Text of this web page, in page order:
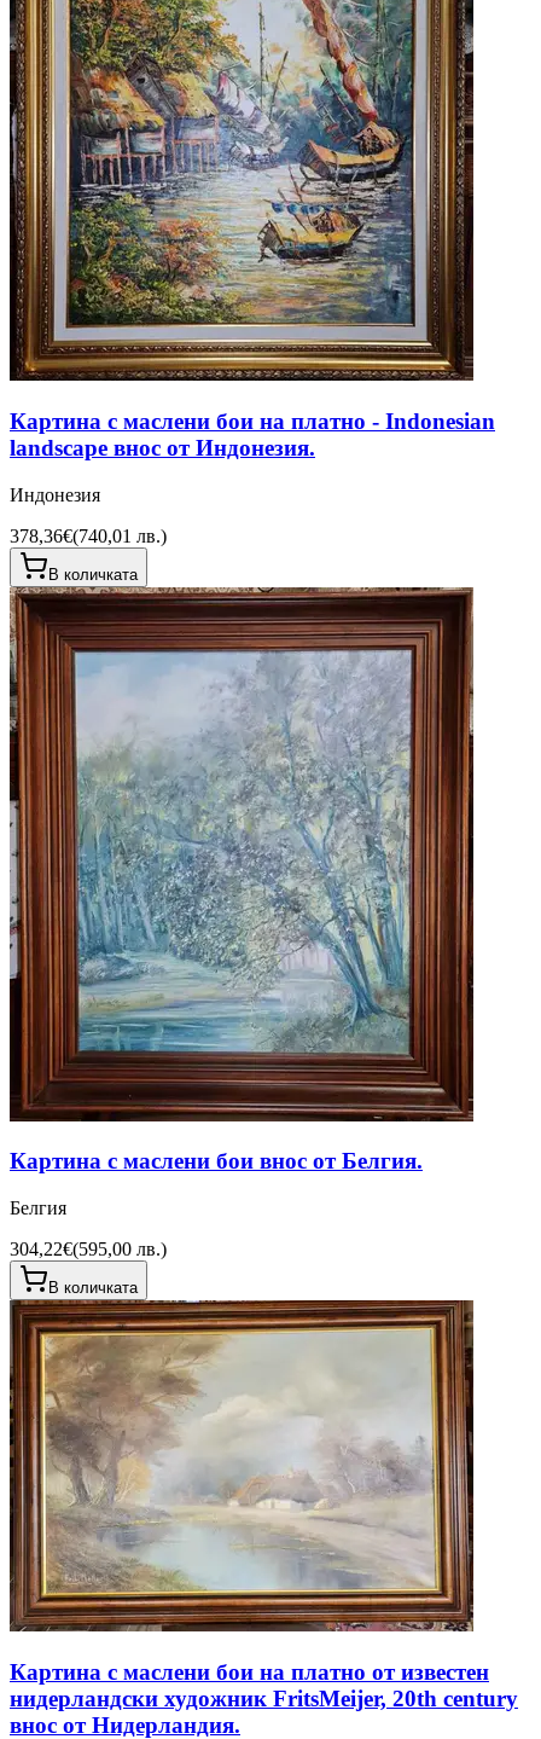
Картина с маслени бои на платно - Indonesian
landscape внос от Индонезия.
Индонезия
378,36€(740,01 лв.)
В количката
Картина с маслени бои внос от Белгия.
Белгия
304,22€(595,00 лв.)
В количката
Картина с маслени бои на платно от известен
нидерландски художник FritsMeijer, 20th century
внос от Нидерландия.